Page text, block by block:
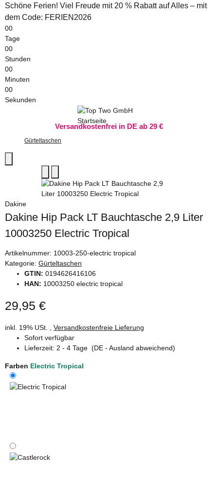
Schöne Ferien! Viel Freude mit 20 % Rabatt auf Alles – mit
dem Code: FERIEN2026
00
Tage
00
Stunden
00
Minuten
00
Sekunden
Versandkostenfrei in DE ab 29 €
Gürteltaschen
Dakine
Dakine Hip Pack LT Bauchtasche 2,9 Liter
10003250 Electric Tropical
Artikelnummer: 10003-250-electric tropical
Kategorie: Gürteltaschen
GTIN: 0194626416106
HAN: 10003250 electric tropical
29,95 €
inkl. 19% USt. , Versandkostenfreie Lieferung
Sofort verfügbar
Lieferzeit: 2 - 4 Tage (DE - Ausland abweichend)
Farben Electric Tropical
Electric Tropical